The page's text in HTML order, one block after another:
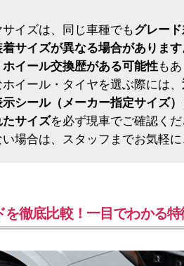
イズは、同じ車種でもグレー
サイズが異なる場合があります
ホイール交換歴がある可能性もあ
イール・タイヤを選ぶ際には、
シール（メーカー指定サイズ
サイズを必ず現車でご確認く
場合は、スタッフまでお気軽に
を徹底比較！一目でわかる